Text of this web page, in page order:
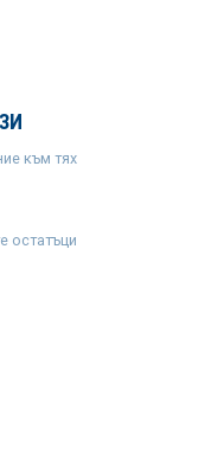
към тях
остатъци